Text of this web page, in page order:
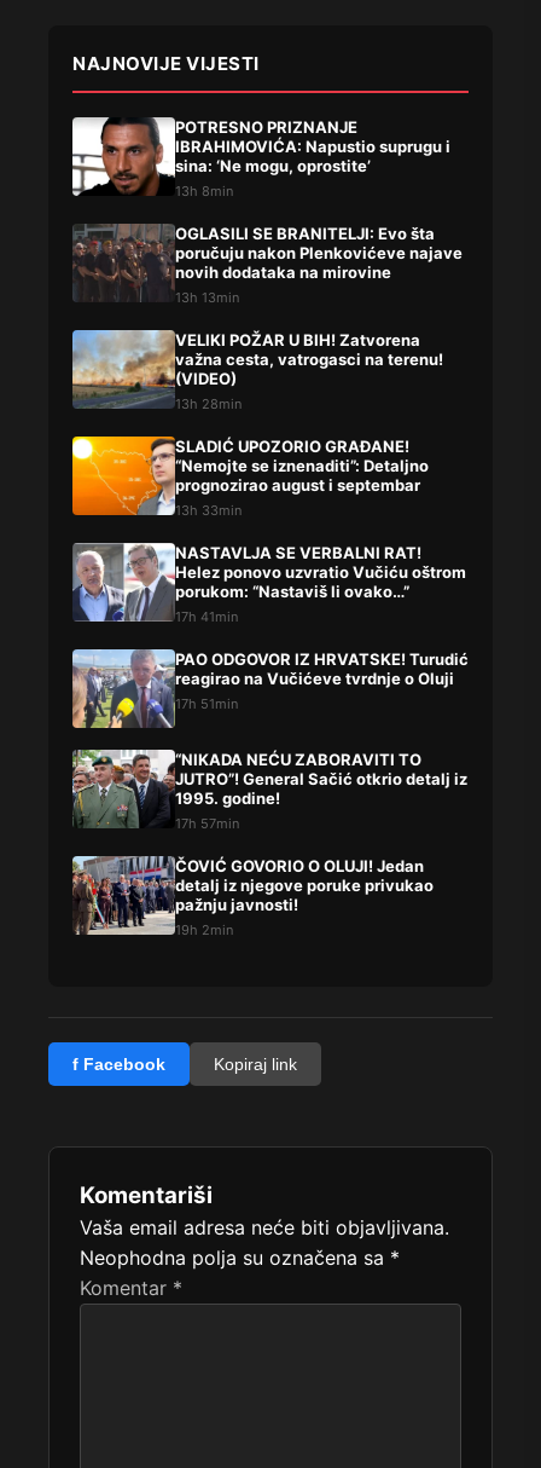
NAJNOVIJE VIJESTI
POTRESNO PRIZNANJE
IBRAHIMOVIĆA: Napustio suprugu i
sina: ‘Ne mogu, oprostite’
13h 8min
OGLASILI SE BRANITELJI: Evo šta
poručuju nakon Plenkovićeve najave
novih dodataka na mirovine
13h 13min
VELIKI POŽAR U BIH! Zatvorena
važna cesta, vatrogasci na terenu!
(VIDEO)
13h 28min
SLADIĆ UPOZORIO GRAĐANE!
“Nemojte se iznenaditi”: Detaljno
prognozirao august i septembar
13h 33min
NASTAVLJA SE VERBALNI RAT!
Helez ponovo uzvratio Vučiću oštrom
porukom: “Nastaviš li ovako…”
17h 41min
PAO ODGOVOR IZ HRVATSKE! Turudić
reagirao na Vučićeve tvrdnje o Oluji
17h 51min
“NIKADA NEĆU ZABORAVITI TO
JUTRO”! General Sačić otkrio detalj iz
1995. godine!
17h 57min
ČOVIĆ GOVORIO O OLUJI! Jedan
detalj iz njegove poruke privukao
pažnju javnosti!
19h 2min
f Facebook Kopiraj link
Komentariši
Vaša email adresa neće biti objavljivana.
Neophodna polja su označena sa *
Komentar *